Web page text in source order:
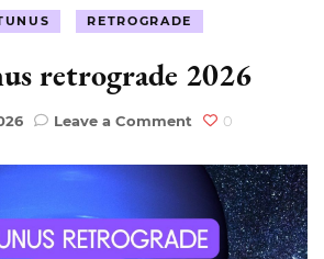
RETROGRADE
retrograde 2026
Leave a Commenton
retrograde
2026
0